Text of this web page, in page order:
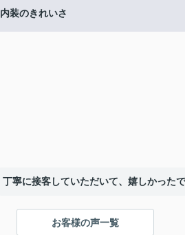
内装のきれいさ
丁寧に接客していただいて、嬉しかったで
お客様の声一覧